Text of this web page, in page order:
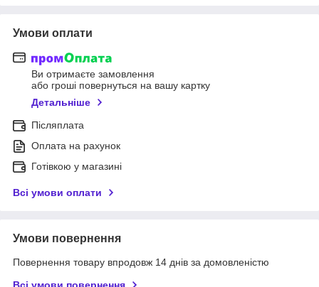
Умови оплати
Ви отримаєте замовлення
або гроші повернуться на вашу картку
Детальніше
Післяплата
Оплата на рахунок
Готівкою у магазині
Всі умови оплати
Умови повернення
Повернення товару впродовж 14 днів за домовленістю